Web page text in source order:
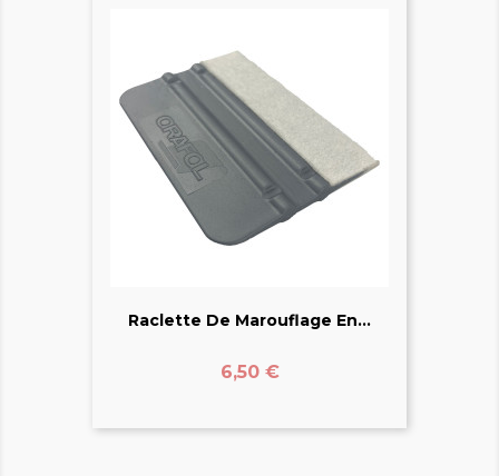
Raclette De Marouflage En...
Prix
6,50 €